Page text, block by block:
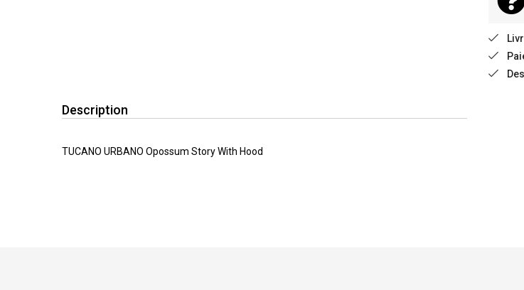
Description
TUCANO URBANO Opossum Story With Hood